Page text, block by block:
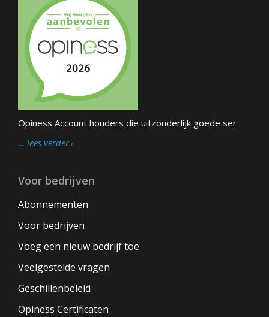
Opiness Account houders die uitzonderlijk goede ser
… lees verder
Voor bedrijven
Abonnementen
Voor bedrijven
Voeg een nieuw bedrijf toe
Veelgestelde vragen
Geschillenbeleid
Opiness Certificaten